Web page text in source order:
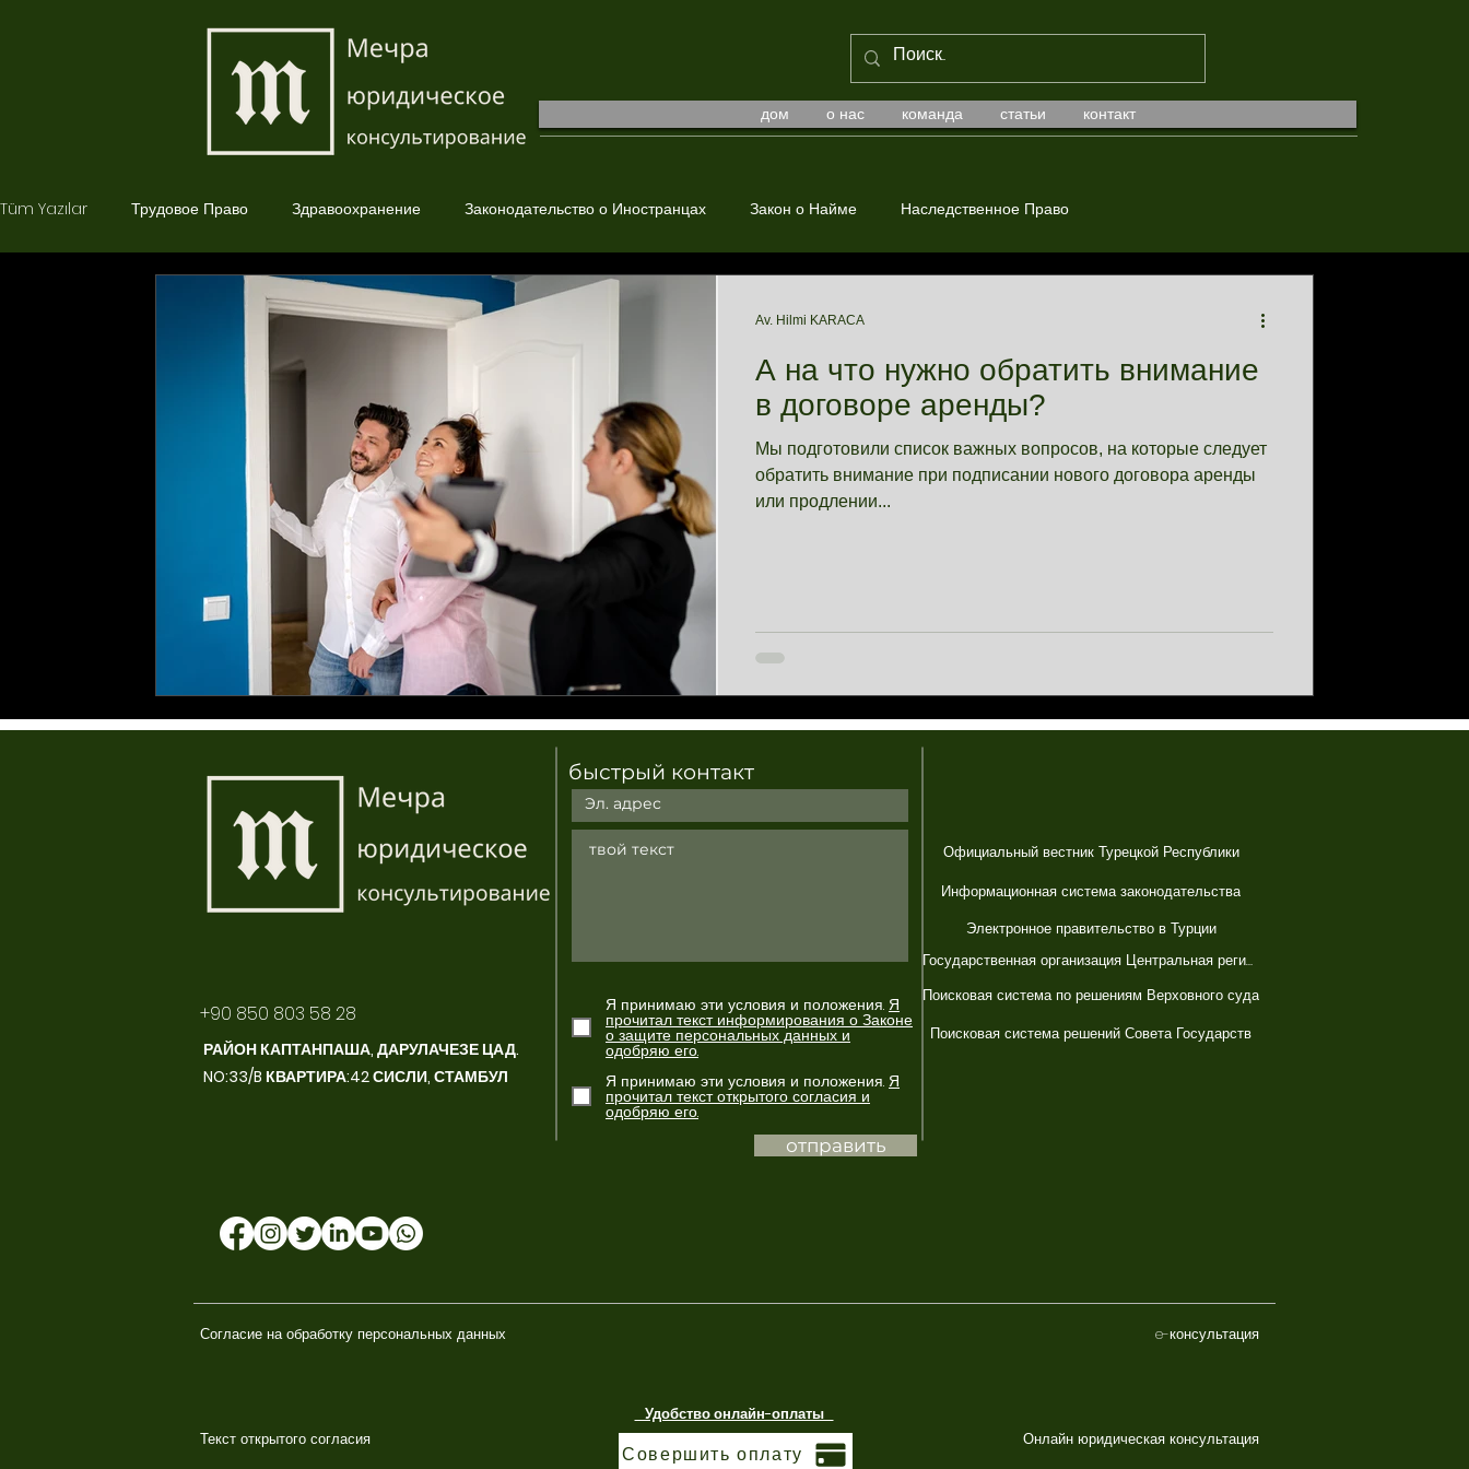
дом о нас команда статьи контакт
Tüm Yazılar Трудовое Право Здравоохранение Законодательство о Иностранцах Закон о Найме Наследственное Право
Корпоративное Право Уголовное Право
А на что нужно обратить внимание
в договоре аренды?
Мы подготовили список важных вопросов, на которые следует
обратить внимание при подписании нового договора аренды
или продлении...
Av. Hilmi KARACA
Я принимаю эти условия и положения. Я
прочитал текст информирования о Законе
о защите персональных данных и
одобряю его.
Я принимаю эти условия и положения. Я
прочитал текст открытого согласия и
одобряю его.
отправить
быстрый контакт
Официальный вестник Турецкой Республики
Информационная система законодательства
Электронное правительство в Турции
Государственная организация Центральная регистрационная система
Поисковая система по решениям Верховного суда
Поисковая система решений Совета Государств
+90 850 803 58 28
РАЙОН КАПТАНПАША, ДАРУЛАЧЕЗЕ ЦАД.
NO:33/B КВАРТИРА:42 СИСЛИ, СТАМБУЛ
Согласие на обработку персональных данных e-консультация
Удобство онлайн-оплаты
Текст открытого согласия
Совершить оплату
Онлайн юридическая консультация